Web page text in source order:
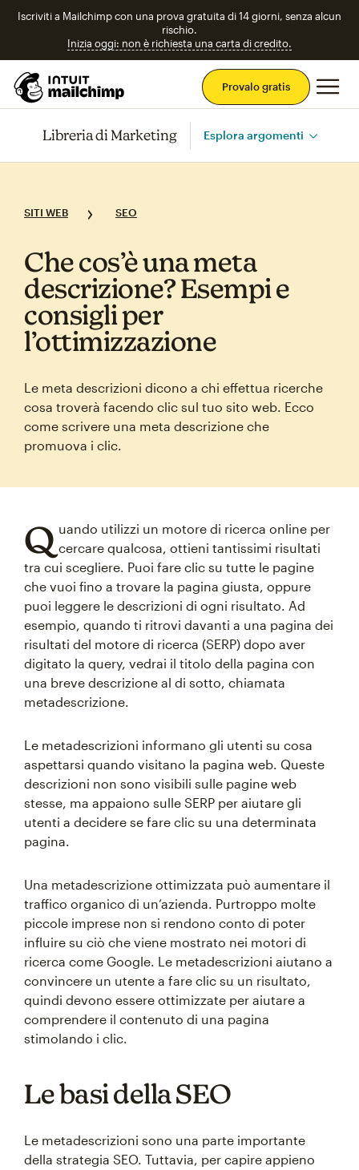
Iscriviti a Mailchimp con una prova gratuita di 14 giorni, senza alcun
rischio.
Inizia oggi: non è richiesta una carta di credito.
Provalo gratis
Libreria di Marketing Esplora argomenti
SITI WEB SEO
Che cos’è una meta
descrizione? Esempi e
consigli per
l’ottimizzazione
Le meta descrizioni dicono a chi effettua ricerche
cosa troverà facendo clic sul tuo sito web. Ecco
come scrivere una meta descrizione che
promuova i clic.
Q uando utilizzi un motore di ricerca online per
cercare qualcosa, ottieni tantissimi risultati
tra cui scegliere. Puoi fare clic su tutte le pagine
che vuoi fino a trovare la pagina giusta, oppure
puoi leggere le descrizioni di ogni risultato. Ad
esempio, quando ti ritrovi davanti a una pagina dei
risultati del motore di ricerca (SERP) dopo aver
digitato la query, vedrai il titolo della pagina con
una breve descrizione al di sotto, chiamata
metadescrizione.
Le metadescrizioni informano gli utenti su cosa
aspettarsi quando visitano la pagina web. Queste
descrizioni non sono visibili sulle pagine web
stesse, ma appaiono sulle SERP per aiutare gli
utenti a decidere se fare clic su una determinata
pagina.
Una metadescrizione ottimizzata può aumentare il
traffico organico di un’azienda. Purtroppo molte
piccole imprese non si rendono conto di poter
influire su ciò che viene mostrato nei motori di
ricerca come Google. Le metadescrizioni aiutano a
convincere un utente a fare clic su un risultato,
quindi devono essere ottimizzate per aiutare a
comprendere il contenuto di una pagina
stimolando i clic.
Le basi della SEO
Le metadescrizioni sono una parte importante
della strategia SEO. Tuttavia, per capire appieno